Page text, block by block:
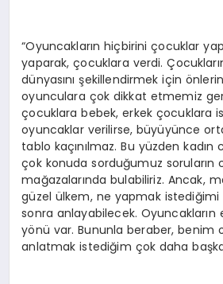
“Oyuncakların hiçbirini çocuklar
yaparak, çocuklara verdi.
dünyasını şekillendirmek için
oyunculara çok dikkat etmemiz
çocuklara bebek, erkek çocuklara
oyuncaklar verilirse, büyüyünce
tablo kaçınılmaz. Bu yüzden
çok konuda sorduğumuz soruların
mağazalarında bulabiliriz. Ancak,
güzel ülkem, ne yapmak istediğimi
sonra anlayabilecek.
yönü var. Bununla beraber, benim
anlatmak istediğim çok daha